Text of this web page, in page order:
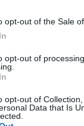
opt-out of the Sale
opt-out of
opt-out of
Data that Is
nella sezione